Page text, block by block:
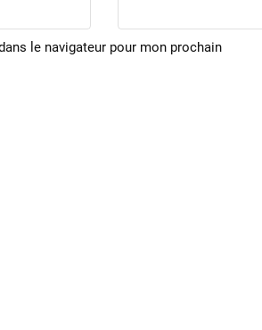
le navigateur pour mon prochain